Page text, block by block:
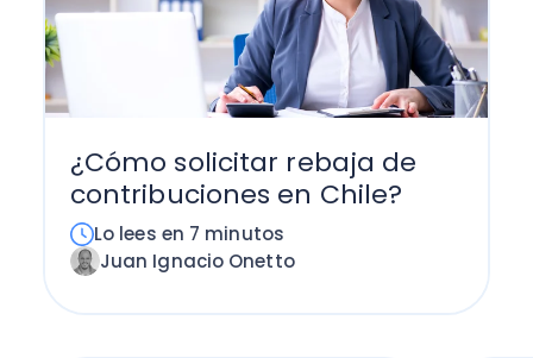
¿Cómo solicitar rebaja de
contribuciones en Chile?
Lo lees en 7 minutos
Juan Ignacio Onetto